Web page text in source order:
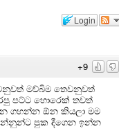
Login
+9
මව්බිම තෙවනුවත්
පට්ට හොරෙක් තවත්
ගහන්න ඕන කියලා මම
චීන්නුන්ට පුක දීගෙන ඉන්න